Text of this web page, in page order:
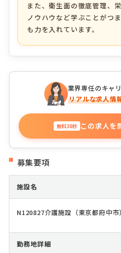
また、衛生面の徹底管理、
ノウハウなど学ぶことがつ
も力を入れています。
業界専任のキャ
リアルな求人情
無料30秒 この求人を
募集要項
施設名
N120827介護施設（東京都府中市）
勤務地詳細